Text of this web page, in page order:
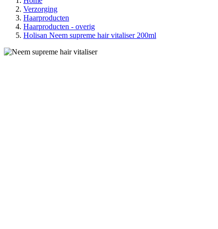
Verzorging
Haarproducten
Haarproducten - overig
Holisan Neem supreme hair vitaliser 200ml